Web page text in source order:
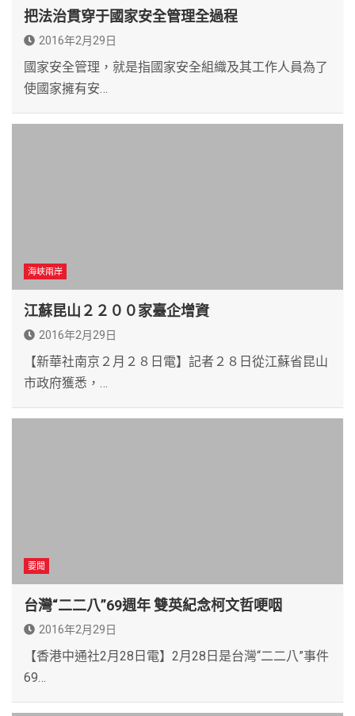
把法治貫穿于國家安全管理全過程
2016年2月29日
國家安全管理，就是指國家安全組織及其工作人員為了
使國家擁有安…
海峽兩岸
江蘇昆山２２００家臺企增資
2016年2月29日
【新華社南京２月２８日電】記者２８日從江蘇省昆山
市政府獲悉，…
要聞
台灣“二二八”69週年 雙英紀念柯文哲哽咽
2016年2月29日
【香港中通社2月28日電】2月28日是台灣“二二八”事件
69…